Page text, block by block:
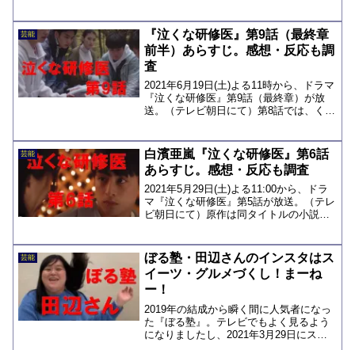
疑いで逮捕され、その後、釈放されてい
ました。伊藤健...
芸能
『泣くな研修医』第9話（最終章
前半）あらすじ。感想・反応も調
査
2021年6月19日(土)よる11時から、ドラマ
『泣くな研修医』第9話（最終章）が放
送。（テレビ朝日にて）第8話では、くる
腹痛に襲われて倒れてしまいました。第9
話では、...
芸能
白濱亜嵐『泣くな研修医』第6話
あらすじ。感想・反応も調査
2021年5月29日(土)よる11:00から、ドラ
マ『泣くな研修医』第5話が放送。（テレ
ビ朝日にて）原作は同タイトルの小説。
医療現場の描写が印象的です。第5話で
は、余命...
芸能
ぼる塾・田辺さんのインスタはス
イーツ・グルメづくし！まーね
ー！
2019年の結成から瞬く間に人気者になっ
た『ぼる塾』。テレビでもよく見るよう
になりましたし、2021年3月29日にスタ